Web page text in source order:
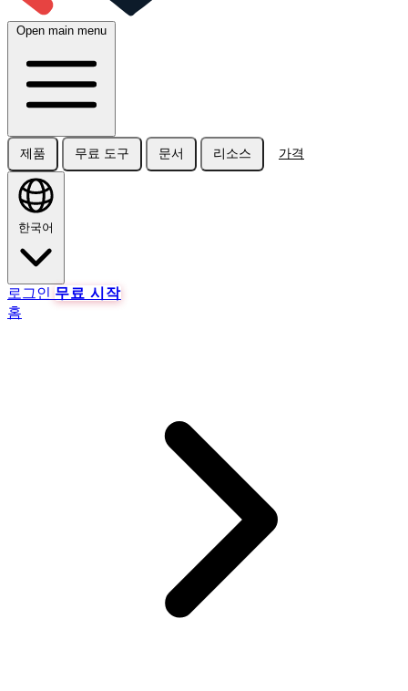
Open main menu
제품 무료 도구 문서 리소스 가격
한국어
로그인 무료 시작
홈